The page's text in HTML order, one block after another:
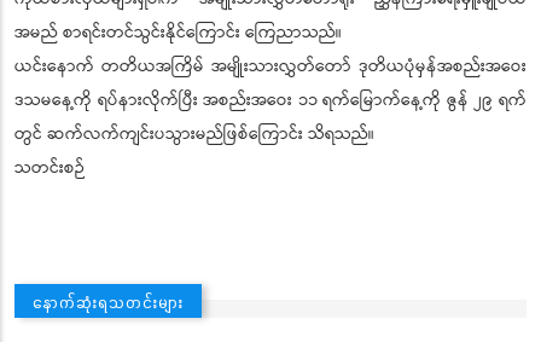
အမည် စာရင်းတင်သွင်းနိုင်ကြောင်း ကြေညာသည်။
ယင်းနောက် တတိယအကြိမ် အမျိုးသားလွှတ်တော် ဒုတိယပုံမှန်အစည်းအဝေး
ဒသမနေ့ကို ရပ်နားလိုက်ပြီး အစည်းအဝေး ၁၁ ရက်မြောက်နေ့ကို ဇွန် ၂၉ ရက်
တွင် ဆက်လက်ကျင်းပသွားမည်ဖြစ်ကြောင်း သိရသည်။
သတင်းစဉ်
နောက်ဆုံးရသတင်းများ